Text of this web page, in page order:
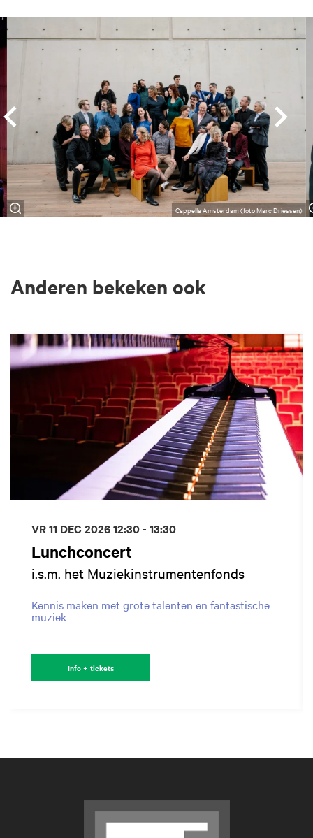
Overslaan
Cappella Amsterdam (foto Marc Driessen)
Anderen bekeken ook
Lunchconcert
i.s.m. het Muziekinstrumentenfonds
Kennis maken met grote talenten en fantastische
muziek
VR 11 DEC 202612:30 - 13:30
Info + tickets